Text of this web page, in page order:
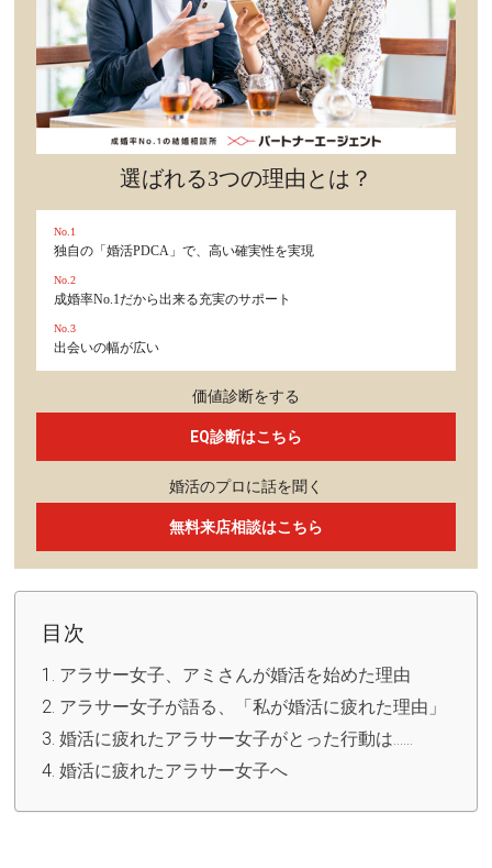
選ばれる3つの理由とは？
No.1
独自の「婚活PDCA」で、高い確実性を実現
No.2
成婚率No.1だから出来る充実のサポート
No.3
出会いの幅が広い
価値診断をする
EQ診断はこちら
婚活のプロに話を聞く
無料来店相談はこちら
目次
アラサー女子、アミさんが婚活を始めた理由
アラサー女子が語る、「私が婚活に疲れた理由」
婚活に疲れたアラサー女子がとった行動は……
婚活に疲れたアラサー女子へ